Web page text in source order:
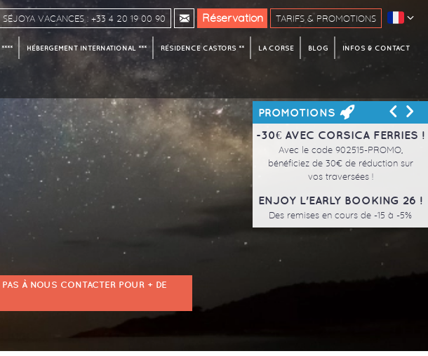
SÉJOYA VACANCES : +33 4 20 19 00 90 Réservation TARIFS & PROMOTIONS
**** HÉBERGEMENT INTERNATIONAL *** RÉSIDENCE CASTORS ** LA CORSE BLOG INFOS & CONTACT
PROMOTIONS < >
-30€ AVEC CORSICA FERRIES !
Avec le code 902515-PROMO,
bénéficiez de 30€ de réduction sur
vos traversées !
ENJOY L'EARLY BOOKING 26 !
Des remises en cours de -15 à -5%
À NOUS CONTACTER POUR + DE